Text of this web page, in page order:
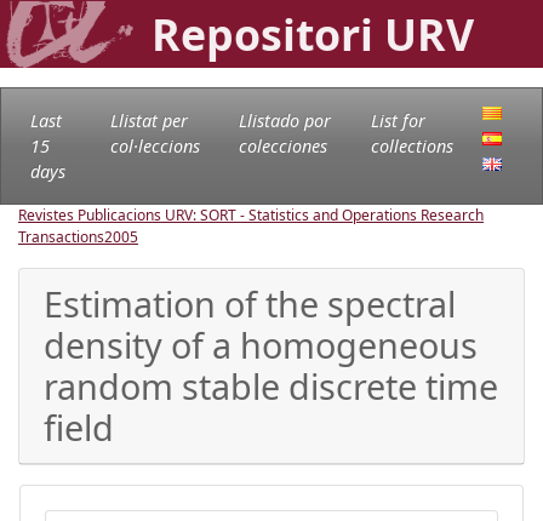
Repositori URV
Last
15
days
Llistat per
col·leccions
Llistado por
colecciones
List for
collections
Revistes Publicacions URV: SORT - Statistics and Operations Research
Transactions2005
Estimation of the spectral
density of a homogeneous
random stable discrete time
field